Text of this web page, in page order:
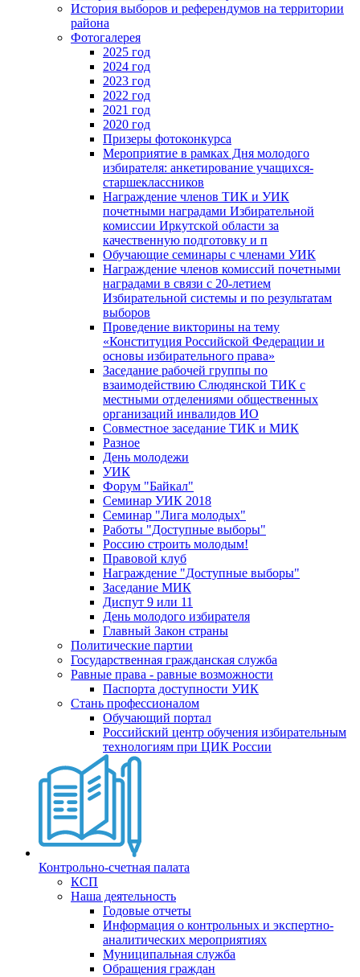
История выборов и референдумов на территории
района
Фотогалерея
2025 год
2024 год
2023 год
2022 год
2021 год
2020 год
Призеры фотоконкурса
Мероприятие в рамках Дня молодого
избирателя: анкетирование учащихся-
старшеклассников
Награждение членов ТИК и УИК
почетными наградами Избирательной
комиссии Иркутской области за
качественную подготовку и п
Обучающие семинары с членами УИК
Награждение членов комиссий почетными
наградами в связи с 20-летием
Избирательной системы и по результатам
выборов
Проведение викторины на тему
«Конституция Российской Федерации и
основы избирательного права»
Заседание рабочей группы по
взаимодействию Слюдянской ТИК с
местными отделениями общественных
организаций инвалидов ИО
Совместное заседание ТИК и МИК
Разное
День молодежи
УИК
Форум "Байкал"
Семинар УИК 2018
Семинар "Лига молодых"
Работы "Доступные выборы"
Россию строить молодым!
Правовой клуб
Награждение "Доступные выборы"
Заседание МИК
Диспут 9 или 11
День молодого избирателя
Главный Закон страны
Политические партии
Государственная гражданская служба
Равные права - равные возможности
Паспорта доступности УИК
Стань профессионалом
Обучающий портал
Российский центр обучения избирательным
технологиям при ЦИК России
Контрольно-счетная палата
КСП
Наша деятельность
Годовые отчеты
Информация о контрольных и экспертно-
аналитических мероприятиях
Муниципальная служба
Обращения граждан